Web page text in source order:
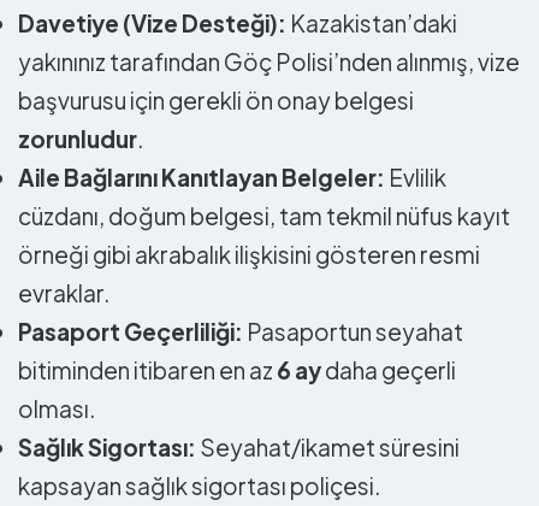
Davetiye (Vize Desteği): Kazakistan’daki
yakınınız tarafından Göç Polisi’nden alınmış, vize
başvurusu için gerekli ön onay belgesi
zorunludur.
Aile Bağlarını Kanıtlayan Belgeler: Evlilik
cüzdanı, doğum belgesi, tam tekmil nüfus kayıt
örneği gibi akrabalık ilişkisini gösteren resmi
evraklar.
Pasaport Geçerliliği: Pasaportun seyahat
bitiminden itibaren en az 6 aydaha geçerli
olması.
Sağlık Sigortası: Seyahat/ikamet süresini
kapsayan sağlık sigortası poliçesi.